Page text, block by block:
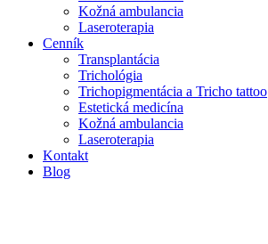
Kožná ambulancia
Laseroterapia
Cenník
Transplantácia
Trichológia
Trichopigmentácia a Tricho tattoo
Estetická medicína
Kožná ambulancia
Laseroterapia
Kontakt
Blog